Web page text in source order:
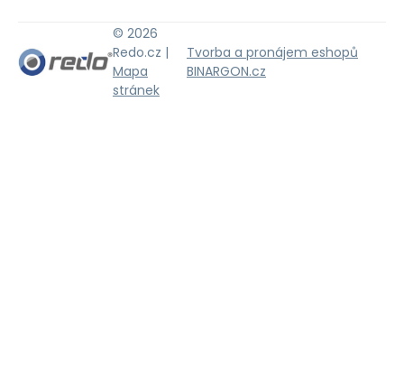
© 2026
Redo.cz |
Mapa
stránek
Tvorba a pronájem eshopů
BINARGON.cz